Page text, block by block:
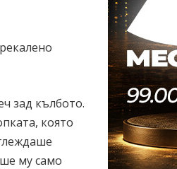
зад кълбото.
която
му само